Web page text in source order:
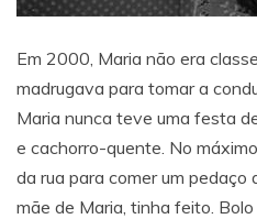
Em 2000, Maria não era
madrugava para tomar a
Maria nunca teve uma festa
e cachorro-quente. No
da rua para comer um pedaço
mãe de Maria, tinha feito.